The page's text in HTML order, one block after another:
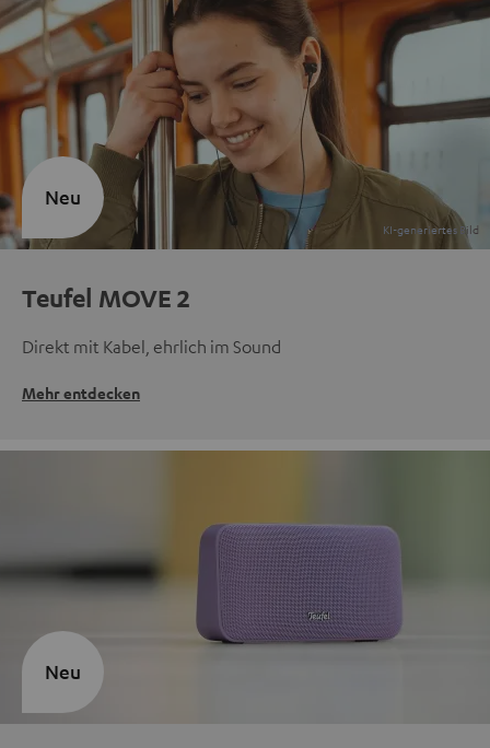
Teufel MOVE 2
Direkt mit Kabel, ehrlich im Sound
Mehr entdecken
Neu
Neu